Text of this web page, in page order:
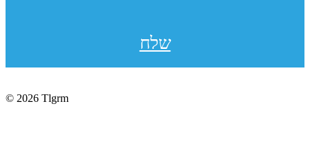
שלח
© 2026 Tlgrm